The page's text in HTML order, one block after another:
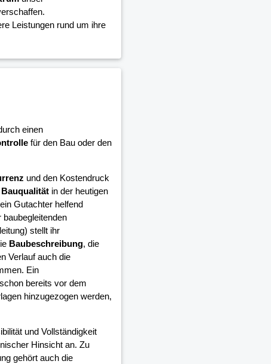
Leistungen rund um ihre
einen
für den Bau oder den
und den Kostendruck
Bauqualitätin der heutigen
Gutachter helfend
stellt ihr
Baubeschreibung, die
Verlauf auch die
Ein
bereits vor dem
hinzugezogen werden,
und Vollständigkeit
Hinsicht an. Zu
gehört auch die